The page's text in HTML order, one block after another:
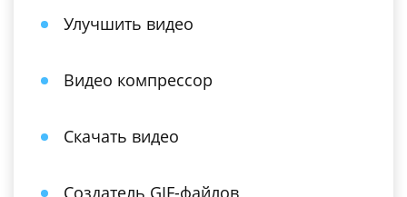
Улучшить видео
Видео компрессор
Скачать видео
Создатель GIF-файлов